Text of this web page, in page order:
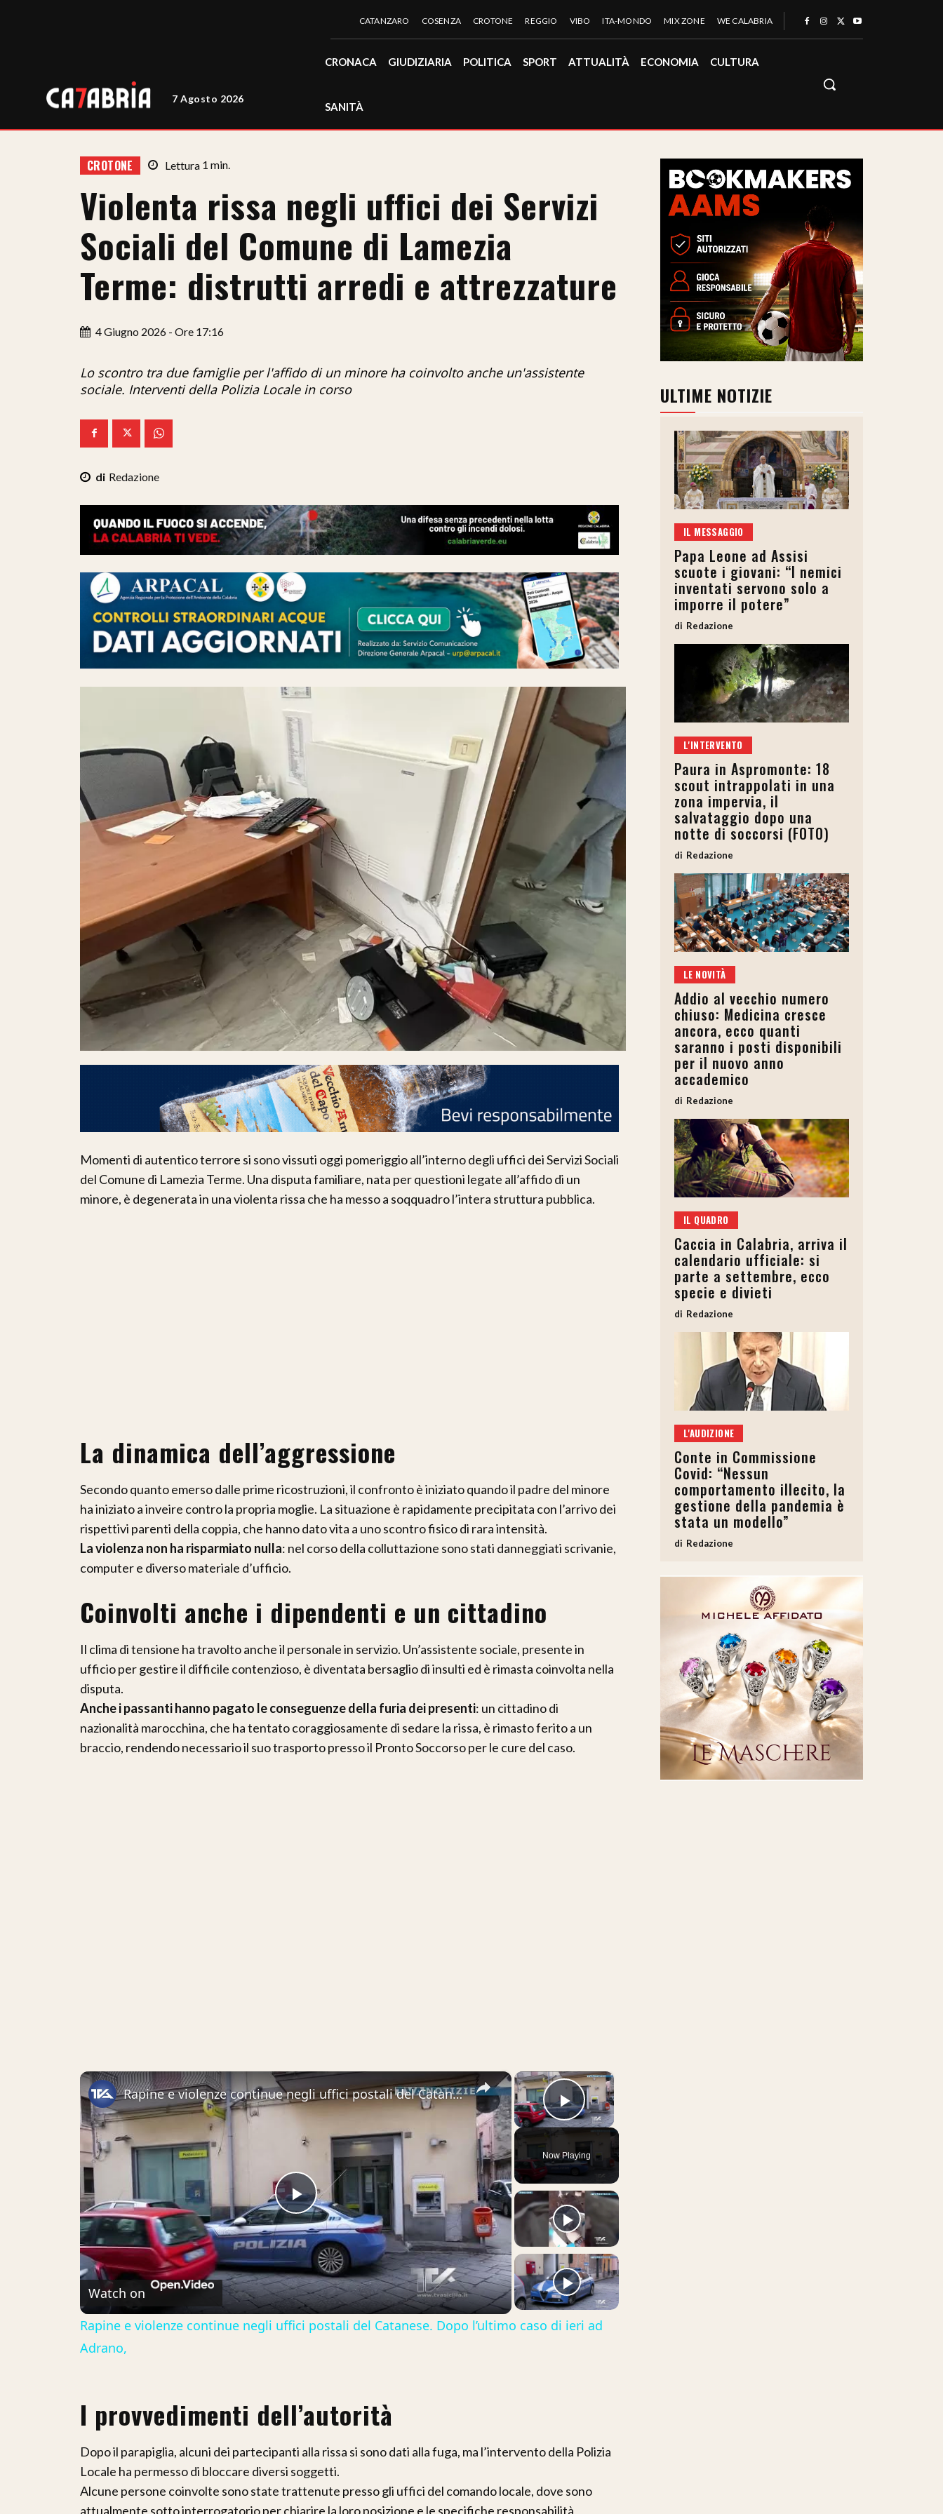
7 Agosto 2026
CATANZARO COSENZA CROTONE REGGIO VIBO ITA-MONDO MIX ZONE WE CALABRIA
CRONACA GIUDIZIARIA POLITICA SPORT ATTUALITÀ ECONOMIA CULTURA
SANITÀ
CROTONE Lettura 1 min.
Violenta rissa negli uffici dei Servizi
Sociali del Comune di Lamezia
Terme: distrutti arredi e attrezzature
4 Giugno 2026 - Ore 17:16
Lo scontro tra due famiglie per l'affido di un minore ha coinvolto anche un'assistente
sociale. Interventi della Polizia Locale in corso
Redazione
Momenti di autentico terrore si sono vissuti oggi pomeriggio all’interno degli uffici dei Servizi Sociali
del Comune di Lamezia Terme. Una disputa familiare, nata per questioni legate all’affido di un
minore, è degenerata in una violenta rissa che ha messo a soqquadro l’intera struttura pubblica.
La dinamica dell’aggressione
Secondo quanto emerso dalle prime ricostruzioni, il confronto è iniziato quando il padre del minore
ha iniziato a inveire contro la propria moglie. La situazione è rapidamente precipitata con l’arrivo dei
rispettivi parenti della coppia, che hanno dato vita a uno scontro fisico di rara intensità.
La violenza non ha risparmiato nulla: nel corso della colluttazione sono stati danneggiati scrivanie,
computer e diverso materiale d’ufficio.
Coinvolti anche i dipendenti e un cittadino
Il clima di tensione ha travolto anche il personale in servizio. Un’assistente sociale, presente in
ufficio per gestire il difficile contenzioso, è diventata bersaglio di insulti ed è rimasta coinvolta nella
disputa.
Anche i passanti hanno pagato le conseguenze della furia dei presenti: un cittadino di
nazionalità marocchina, che ha tentato coraggiosamente di sedare la rissa, è rimasto ferito a un
braccio, rendendo necessario il suo trasporto presso il Pronto Soccorso per le cure del caso.
×
Play Video
Now Playing
×
Play
Video
Rapine e violenze continue negli uffici postali del Catanese. Dopo l’ultimo caso di ieri ad Adrano,
Watch on
Rapine e violenze continue negli uffici postali del Catanese. Dopo l’ultimo caso di ieri ad
Adrano,
I provvedimenti dell’autorità
Dopo il parapiglia, alcuni dei partecipanti alla rissa si sono dati alla fuga, ma l’intervento della Polizia
Locale ha permesso di bloccare diversi soggetti.
Alcune persone coinvolte sono state trattenute presso gli uffici del comando locale, dove sono
attualmente sotto interrogatorio per chiarire la loro posizione e le specifiche responsabilità
ULTIME NOTIZIE
IL MESSAGGIO
Papa Leone ad Assisi
scuote i giovani: “I nemici
inventati servono solo a
imporre il potere”
Redazione
L'INTERVENTO
Paura in Aspromonte: 18
scout intrappolati in una
zona impervia, il
salvataggio dopo una
notte di soccorsi (FOTO)
Redazione
LE NOVITÀ
Addio al vecchio numero
chiuso: Medicina cresce
ancora, ecco quanti
saranno i posti disponibili
per il nuovo anno
accademico
Redazione
IL QUADRO
Caccia in Calabria, arriva il
calendario ufficiale: si
parte a settembre, ecco
specie e divieti
Redazione
L'AUDIZIONE
Conte in Commissione
Covid: “Nessun
comportamento illecito, la
gestione della pandemia è
stata un modello”
Redazione